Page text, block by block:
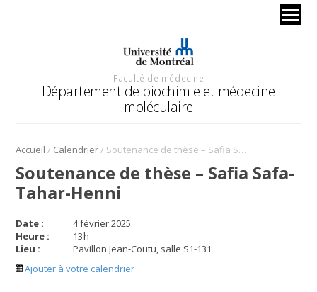
Faculté de médecine
Département de biochimie et médecine
moléculaire
Accueil / Calendrier/ Soutenance de thèse – Safia Safa-Tahar-Henni
Soutenance de thèse – Safia Safa-
Tahar-Henni
Date :
4 février 2025
Heure :
13h
Lieu :
Pavillon Jean-Coutu, salle S1-131
Ajouter à votre calendrier